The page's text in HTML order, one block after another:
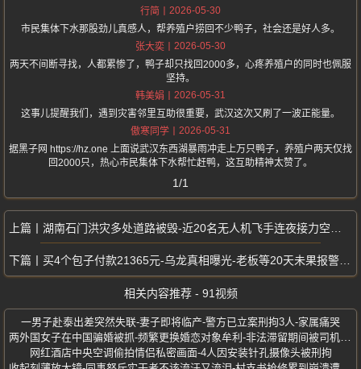
行简
2026-05-30
市民集体下水那股劲儿真感人，帮养殖户捞回不少鸭子，社会还是好人多。
张大奕
2026-05-30
两天不间断寻找，人都累惨了，鸭子却只找回2000多，心疼养殖户的同时也佩服
坚持。
韩美娟
2026-05-31
这事儿提醒我们，遇到灾害邻里互助很重要，武汉这次又刷了一波正能量。
傲寒同学
2026-05-31
据黑子网 https://hz.one 上面说武汉东西湖暴雨冲走上万只鸭子，养殖户两天仅找
回2000只，热心市民集体下水帮忙赶鸭，这互助精神太赞了。
1/1
湖南石门洪灾多处道路被毁-近20名无人机飞手连夜接力空运物资
买4个包子付款21365元-乌龙真相曝光-老板等20天未果报警寻人
相关内容推荐 - 91视频
一男子赴泰出差突然失联-妻子即将临产-警方已立案刑拘3人-家属痛哭
网红酒店中央空调偷拍情侣私密画面-4人因安装针孔摄像头被刑拘